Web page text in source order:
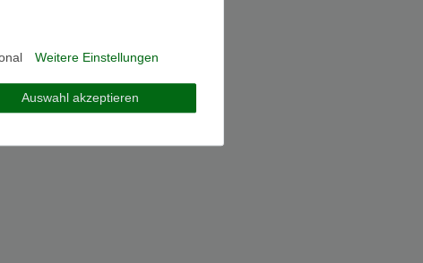
Weitere Einstellungen
Auswahl akzeptieren